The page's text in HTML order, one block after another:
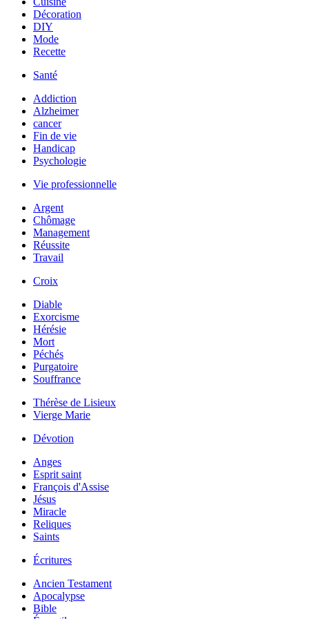
Décoration
DIY
Mode
Recette
Santé
Addiction
Alzheimer
cancer
Fin de vie
Handicap
Psychologie
Vie professionnelle
Argent
Chômage
Management
Réussite
Travail
Croix
Diable
Exorcisme
Hérésie
Mort
Péchés
Purgatoire
Souffrance
Thérèse de Lisieux
Vierge Marie
Dévotion
Anges
Esprit saint
François d'Assise
Jésus
Miracle
Reliques
Saints
Écritures
Ancien Testament
Apocalypse
Bible